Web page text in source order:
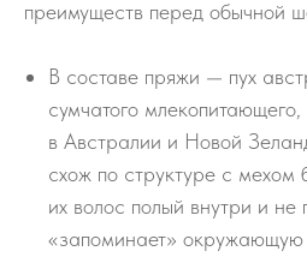
преимуществ перед обычной
В составе пряжи — пух
сумчатого
в Австралии и Новой
схож по структуре с мехом
их волос полый внутри и
«запоминает» окружающую